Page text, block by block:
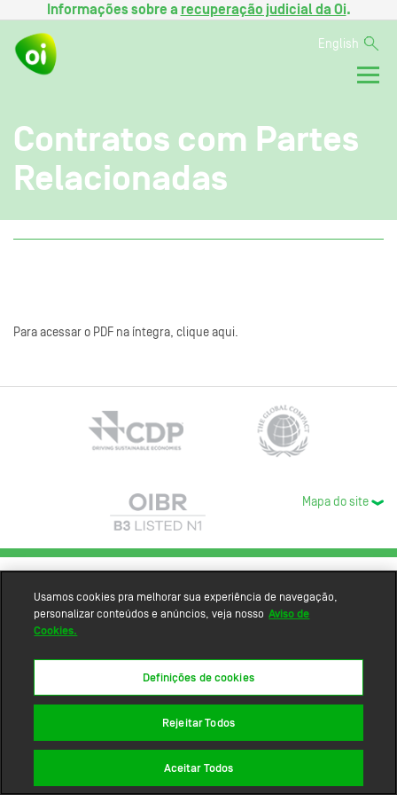
Informações sobre a recuperação judicial da Oi.
English
Contratos com Partes
Relacionadas
Para acessar o PDF na íntegra, clique aqui.
Mapa do site
Usamos cookies pra melhorar sua experiência de navegação,
personalizar conteúdos e anúncios, veja nosso Aviso de
Cookies.
Definições de cookies
Rejeitar Todos
Aceitar Todos